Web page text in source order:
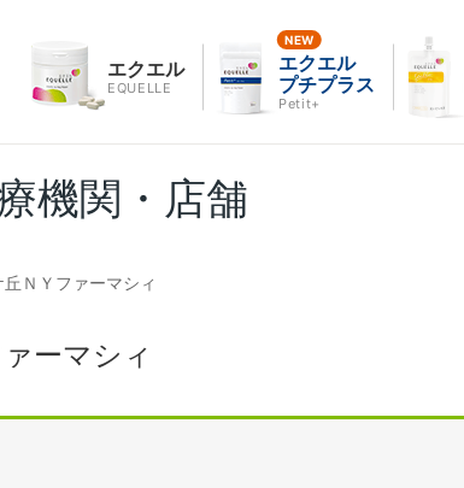
エクエル
EQUELLE
エクエル
プチプラス
Petit+
機関・店舗
ＮＹファーマシィ
ーマシィ